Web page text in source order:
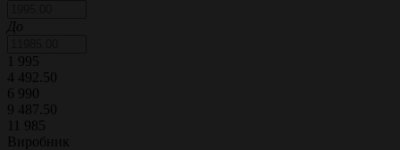
До
1 995
4 492.50
6 990
9 487.50
11 985
Виробник